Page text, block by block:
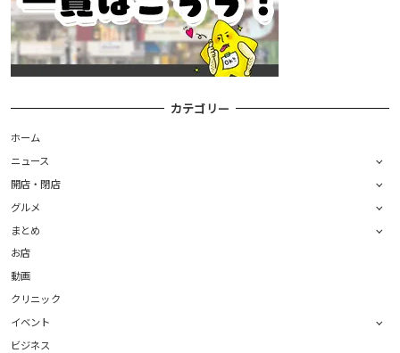
カテゴリー
ホーム
ニュース
開店・閉店
グルメ
まとめ
お店
動画
クリニック
イベント
ビジネス